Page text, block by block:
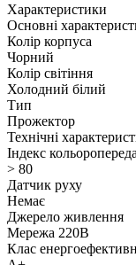
Характеристики
Основні
Колір корпуса
Чорний
Колір світіння
Холодний білий
Тип
Прожектор
Технічні
Індекс
> 80
Датчик руху
Немає
Джерело живлення
Мережа 220В
Клас